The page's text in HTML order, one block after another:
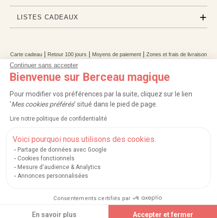
Continuer sans accepter
Bienvenue sur Berceau magique
Pour modifier vos préférences par la suite, cliquez sur le lien
'Mes cookies préférés' situé dans le pied de page.
Lire notre politique de confidentialité
Voici pourquoi nous utilisons des cookies.
Partage de données avec Google
Cookies fonctionnels
Mesure d'audience & Analytics
Annonces personnalisées
Consentements certifiés par
En savoir plus Accepter et fermer
LISTES CADEAUX
Carte cadeau Retour 100 jours Moyens de paiement Zones et frais de livraison
|Service après-vente|FAQ
|Conditions générales de ventes
Nos moyens de paiement sécurisés
Un site édité parMégara